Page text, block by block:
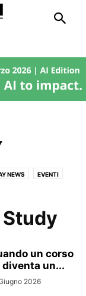
NEWS EVENTI
NEWS
STRUMENTI
UX DESIGN
un corso
un...
2026